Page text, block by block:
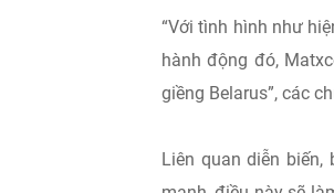
“Với tình hình như
hành động đó,
giềng Belarus”, các
Liên quan diễn